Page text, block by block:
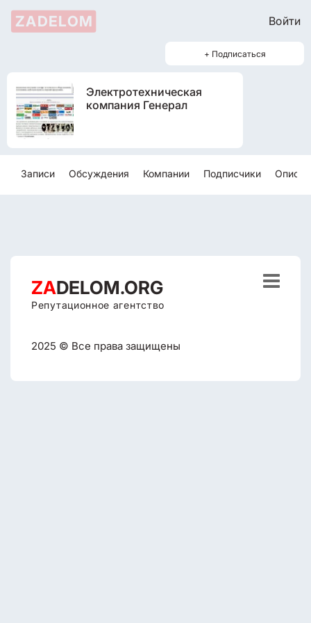
ZADELOM Войти
+ Подписаться
Электротехническая
компания Генерал
Записи Обсуждения Компании Подписчики
ZADELOM.ORG
Репутационное агентство
2025 © Все права защищены
